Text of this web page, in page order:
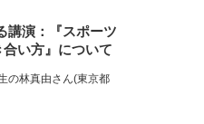
講演：『スポーツ
い方』について
の林真由さん(東京都